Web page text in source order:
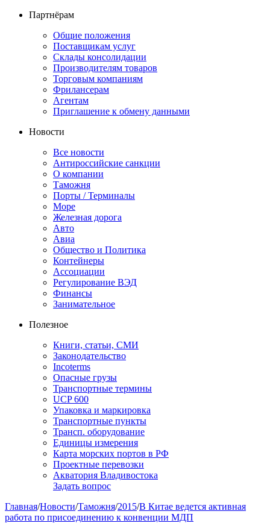
Партнёрам
Общие положения
Поставщикам услуг
Склады консолидации
Производителям товаров
Торговым компаниям
Фрилансерам
Агентам
Приглашение к обмену данными
Новости
Все новости
Антироссийские санкции
О компании
Таможня
Порты / Терминалы
Море
Железная дорога
Авто
Авиа
Общество и Политика
Контейнеры
Ассоциации
Регулирование ВЭД
Финансы
Занимательное
Полезное
Книги, статьи, СМИ
Законодательство
Incoterms
Опасные грузы
Транспортные термины
UCP 600
Упаковка и маркировка
Транспортные пункты
Трансп. оборудование
Единицы измерения
Карта морских портов в РФ
Проектные перевозки
Акватория Владивостока
Задать вопрос
Главная/Новости/Таможня/2015/В Китае ведется активная
работа по присоединению к конвенции МДП